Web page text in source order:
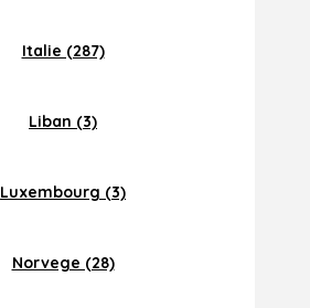
Italie (287)
Liban (3)
Luxembourg (3)
Norvege (28)